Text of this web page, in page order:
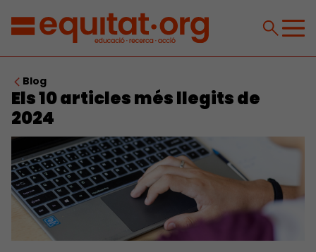
Blog
Els 10 articles més llegits de
2024